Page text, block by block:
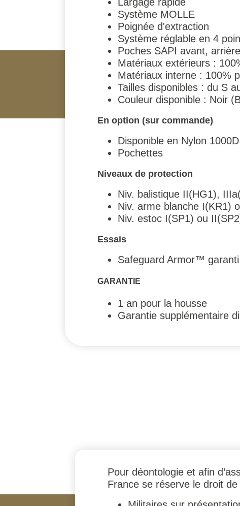
Système MOLLE
Poignée d'extraction
Système réglable en 4
Poches SAPI avant,
Matériaux extérieurs :
Matériaux interne : 100%
Tailles disponibles : du S
Couleur disponible : Noir
En option (sur commande)
Disponible en Nylon
Pochettes
Niveaux de protection
Niv. balistique II(HG1),
Niv. arme blanche I(KR1)
Niv. estoc I(SP1) ou
Essais
Safeguard Armor™
GARANTIE
1 an pour la housse
Garantie supplémentaire
Pour déontologie et afin
France se réserve le droit